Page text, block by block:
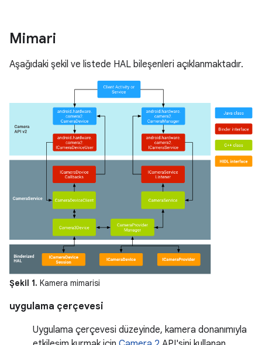
Mimari
Aşağıdaki şekil ve listede HAL bileşenleri açıklanmaktadır.
Şekil 1. Kamera mimarisi
uygulama çerçevesi
Uygulama çerçevesi düzeyinde, kamera donanımıyla